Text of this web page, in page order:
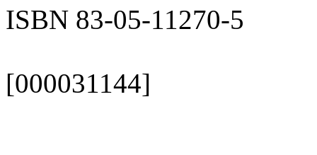
ISBN 83-05-11270-5
[000031144]